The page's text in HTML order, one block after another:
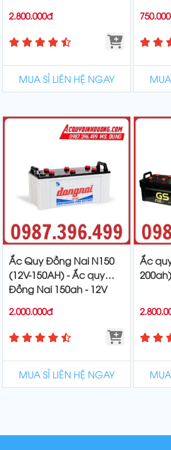
2.800.000đ
MUA SỈ LIÊN HỆ NGAY
Ắc Quy Đồng Nai N150
(12V-150AH) - Ắc quy
Đồng Nai 150ah - 12V
2.000.000đ
MUA SỈ LIÊN HỆ NGAY
Ắc
200ah)